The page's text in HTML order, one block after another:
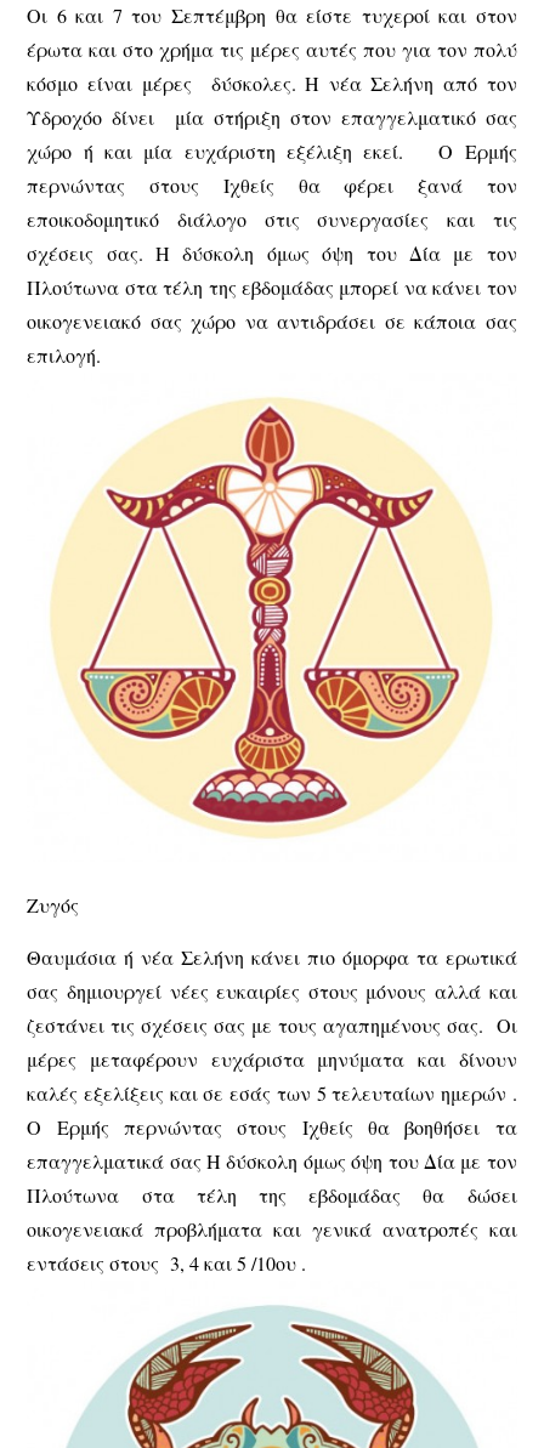
Οι 6 και 7 του Σεπτέμβρη θα είστε τυχεροί και στον
έρωτα και στο χρήμα τις μέρες αυτές που για τον πολύ
κόσμο είναι μέρες δύσκολες. Η νέα Σελήνη από τον
Υδροχόο δίνει μία στήριξη στον επαγγελματικό σας
χώρο ή και μία ευχάριστη εξέλιξη εκεί. Ο Ερμής
περνώντας στους Ιχθείς θα φέρει ξανά τον
εποικοδομητικό διάλογο στις συνεργασίες και τις
σχέσεις σας. Η δύσκολη όμως όψη του Δία με τον
Πλούτωνα στα τέλη της εβδομάδας μπορεί να κάνει τον
οικογενειακό σας χώρο να αντιδράσει σε κάποια σας
επιλογή.
Ζυγός
Θαυμάσια ή νέα Σελήνη κάνει πιο όμορφα τα ερωτικά
σας δημιουργεί νέες ευκαιρίες στους μόνους αλλά και
ζεστάνει τις σχέσεις σας με τους αγαπημένους σας. Οι
μέρες μεταφέρουν ευχάριστα μηνύματα και δίνουν
καλές εξελίξεις και σε εσάς των 5 τελευταίων ημερών .
Ο Ερμής περνώντας στους Ιχθείς θα βοηθήσει τα
επαγγελματικά σας Η δύσκολη όμως όψη του Δία με τον
Πλούτωνα στα τέλη της εβδομάδας θα δώσει
οικογενειακά προβλήματα και γενικά ανατροπές και
εντάσεις στους 3, 4 και 5 /10ου .